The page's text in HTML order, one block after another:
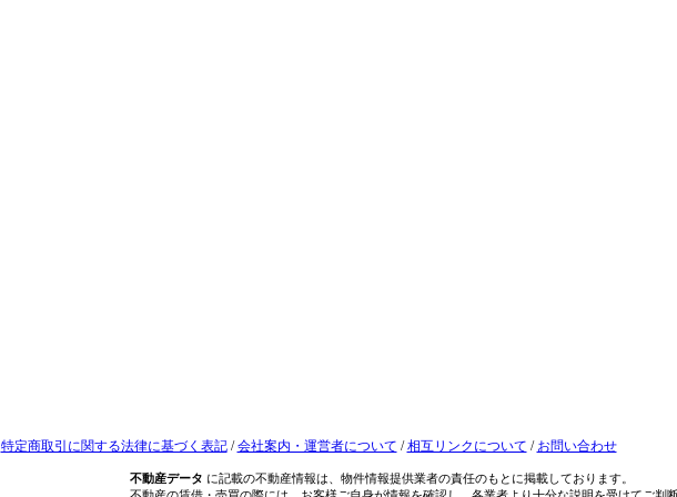
特定商取引に関する法律に基づく表記/会社案内・運営者について /相互リンクについて / お問い合わせ
不動産データ に記載の不動産情報は、物件情報提供業者の責任のもとに掲載しております。